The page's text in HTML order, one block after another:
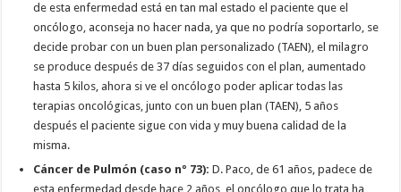
de esta enfermedad está en tan mal estado el paciente que el
oncólogo, aconseja no hacer nada, ya que no podría soportarlo, se
decide probar con un buen plan personalizado (TAEN), el milagro
se produce después de 37 días seguidos con el plan, aumentado
hasta 5 kilos, ahora si ve el oncólogo poder aplicar todas las
terapias oncológicas, junto con un buen plan (TAEN), 5 años
después el paciente sigue con vida y muy buena calidad de la
misma.
Cáncer de Pulmón (caso nº 73):D. Paco, de 61 años, padece de
esta enfermedad desde hace 2 años, el oncólogo que lo trata ha